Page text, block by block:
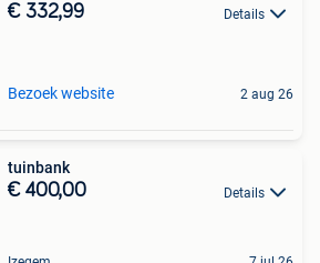
€ 332,99 Details
Bezoek website 2 aug 26
tuinbank
€ 400,00 Details